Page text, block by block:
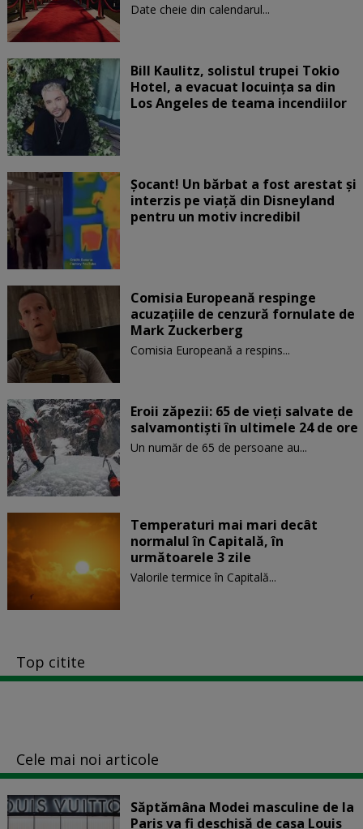
Date cheie din calendarul...
Bill Kaulitz, solistul trupei Tokio
Hotel, a evacuat locuinţa sa din
Los Angeles de teama incendiilor
Șocant! Un bărbat a fost arestat și
interzis pe viață din Disneyland
pentru un motiv incredibil
Comisia Europeană respinge
acuzaţiile de cenzură fornulate de
Mark Zuckerberg
Comisia Europeană a respins...
Eroii zăpezii: 65 de vieți salvate de
salvamontiști în ultimele 24 de ore
Un număr de 65 de persoane au...
Temperaturi mai mari decât
normalul în Capitală, în
următoarele 3 zile
Valorile termice în Capitală...
Top citite
Cele mai noi articole
Săptămâna Modei masculine de la
Paris va fi deschisă de casa Louis